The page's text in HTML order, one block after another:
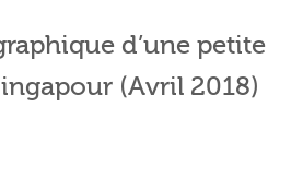
d’une petite
(Avril 2018)